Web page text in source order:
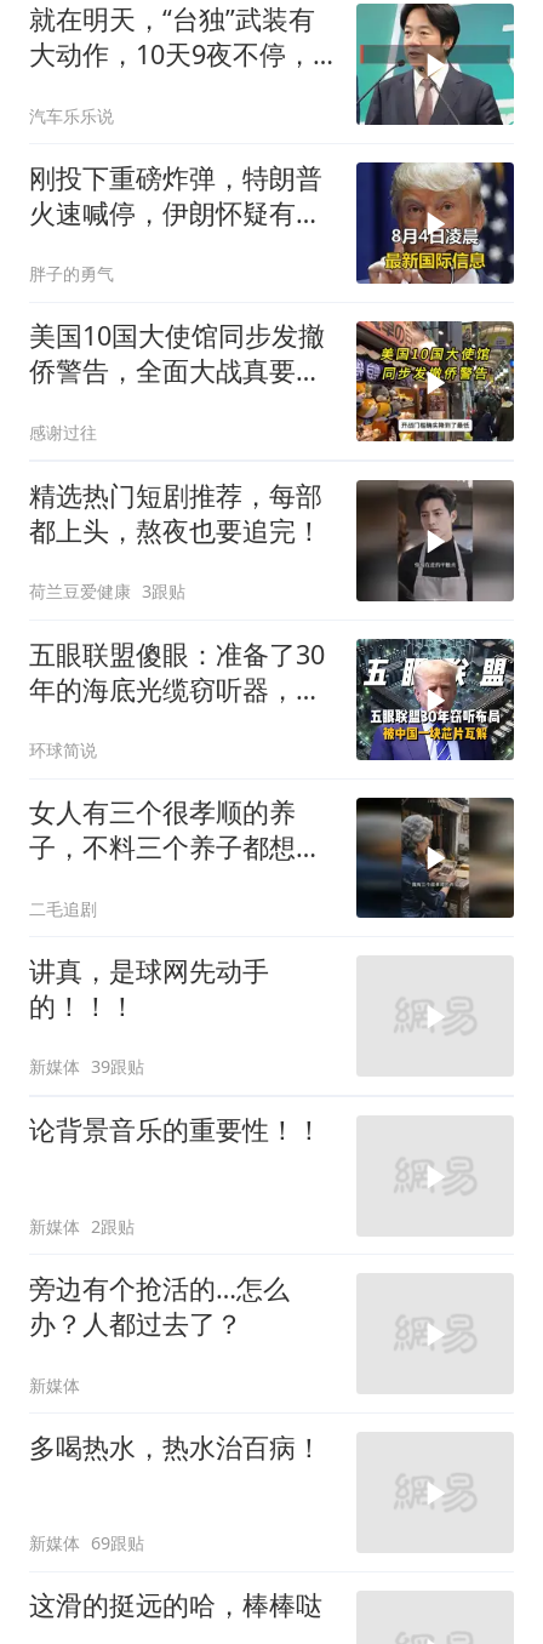
就在明天，“台独”武装有
大动作，10天9夜不停，
汽车乐乐说
刚投下重磅炸弹，特朗普
火速喊停，伊朗怀疑有
胖子的勇气
美国10国大使馆同步发撤
侨警告，全面大战真要来
感谢过往
精选热门短剧推荐，每部
都上头，熬夜也要追完！
荷兰豆爱健康 3跟贴
五眼联盟傻眼：准备了30
年的海底光缆窃听器，被
环球简说
女人有三个很孝顺的养
子，不料三个养子都想害
二毛追剧
讲真，是球网先动手
的！！！
新媒体 39跟贴
论背景音乐的重要性！！
新媒体 2跟贴
旁边有个抢活的…怎么
办？人都过去了？
新媒体
多喝热水，热水治百病！
新媒体 69跟贴
这滑的挺远的哈，棒棒哒